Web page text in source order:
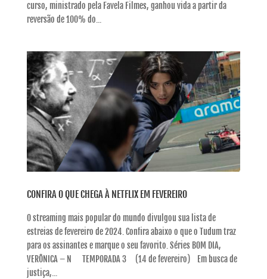
curso, ministrado pela Favela Filmes, ganhou vida a partir da
reversão de 100% do...
CONFIRA O QUE CHEGA À NETFLIX EM FEVEREIRO
O streaming mais popular do mundo divulgou sua lista de
estreias de fevereiro de 2024. Confira abaixo o que o Tudum traz
para os assinantes e marque o seu favorito. Séries BOM DIA,
VERÔNICA – N TEMPORADA 3 (14 de fevereiro) Em busca de
justiça,...